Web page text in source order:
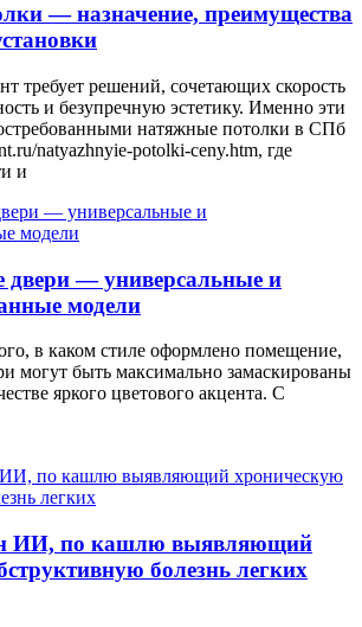
— назначение, преимущества
требует решений, сочетающих скорость
и безупречную эстетику. Именно эти
натяжные потолки в СПб
natyazhnyie-potolki-ceny.htm, где
и
— универсальные и
модели
в каком стиле оформлено помещение,
могут быть максимально замаскированы
яркого цветового акцента. С
ИИ, по кашлю выявляющий
болезнь легких